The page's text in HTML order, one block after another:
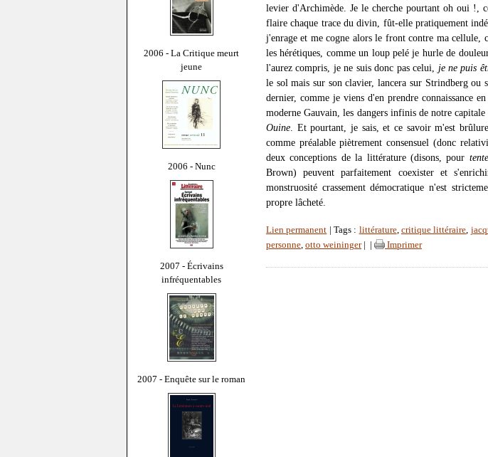
2006 - La Critique meurt
jeune
2006 - Nunc
2007 - Écrivains
infréquentables
2007 - Enquête sur le roman
levier d'Archimède. Je le cherche pourtant oh oui !,
flaire chaque trace du divin, fût-elle pratiquement
j'enrage et me cogne alors le front contre ma cellule,
les hérétiques, comme un loup pelé je hurle de
l'aurez compris, je ne suis donc pas celui, je ne puis
le sol mais sur son clavier, lancera sur Strindberg ou
dernier, comme je viens d'en prendre connaissance
moderne Gauvain, les dangers infinis de notre
Ouine . Et pourtant, je sais, et ce savoir m'est
comme préalable piètrement consensuel (donc
deux conceptions de la littérature (disons, pour
Brown) peuvent parfaitement coexister et
monstruosité crassement démocratique n'est
propre lâcheté.
Lien permanent | Tags : littérature, critique littéraire,
personne, otto weininger| Imprimer